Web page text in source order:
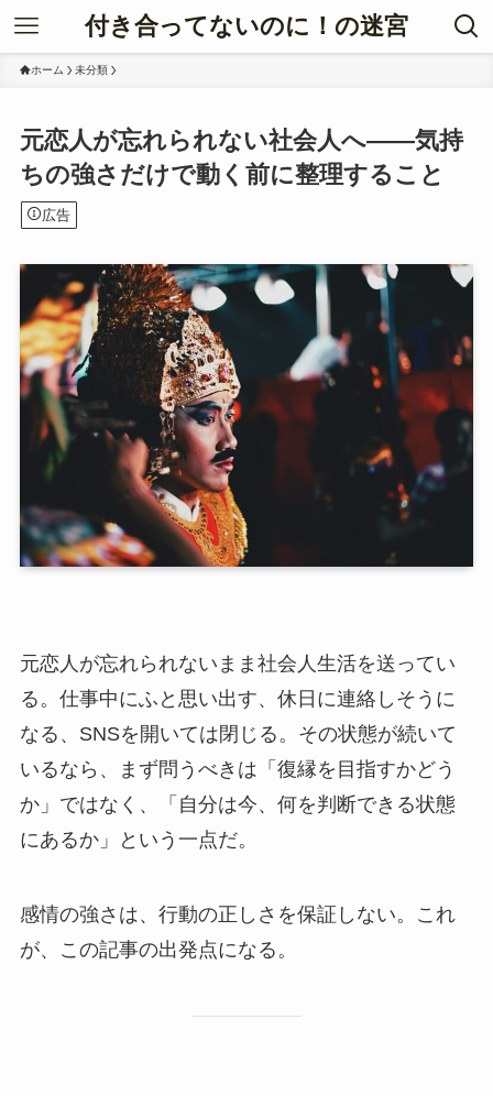
付き合ってないのに！の迷宮
ホーム 未分類
元恋人が忘れられない社会人へ――気持
ちの強さだけで動く前に整理すること
広告
元恋人が忘れられないまま社会人生活を送ってい
る。仕事中にふと思い出す、休日に連絡しそうに
なる、SNSを開いては閉じる。その状態が続いて
いるなら、まず問うべきは「復縁を目指すかどう
か」ではなく、「自分は今、何を判断できる状態
にあるか」という一点だ。
感情の強さは、行動の正しさを保証しない。これ
が、この記事の出発点になる。